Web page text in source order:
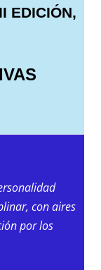
EDICIÓN,
con aires
por los